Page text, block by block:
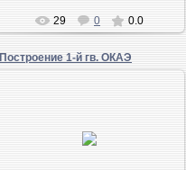
29 0 0.0
Построение 1-й гв. ОКАЭ
Из архива Королёва Н.Н.,